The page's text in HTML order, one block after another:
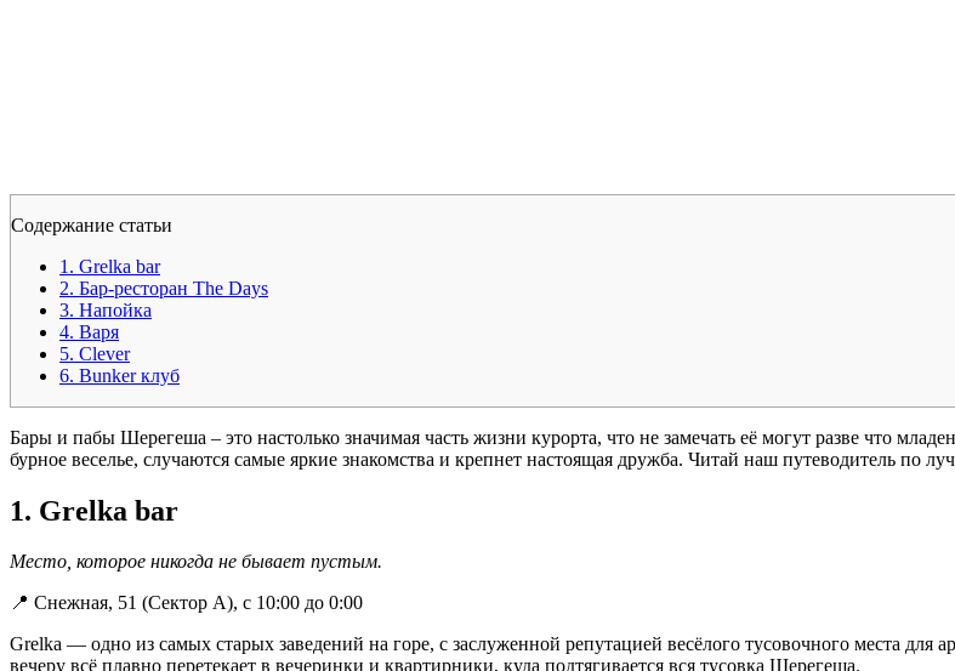
Содержание статьи
1. Grelka bar
2. Бар-ресторан The Days
3. Напойка
4. Варя
5. Clever
6. Bunker клуб
Бары и пабы Шерегеша – это настолько значимая часть жизни курорта, что не замечать её могут разве что
бурное веселье, случаются самые яркие знакомства и крепнет настоящая дружба. Читай наш путеводитель по
1. Grelka bar
Место, которое никогда не бывает пустым.
📍 Снежная, 51 (Сектор А), с 10:00 до 0:00
Grelka — одно из самых старых заведений на горе, с заслуженной репутацией весёлого тусовочного места
вечеру всё плавно перетекает в вечеринки и квартирники, куда подтягивается вся тусовка Шерегеша.